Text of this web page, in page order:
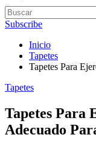
Subscribe
Inicio
Tapetes
Tapetes Para
Publicado
Tapetes
Tapetes Para
Adecuado